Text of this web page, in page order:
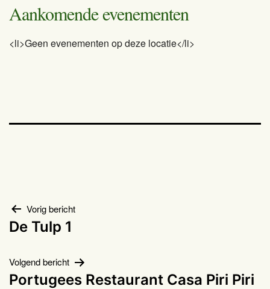
Aankomende evenementen
<li>Geen evenementen op deze locatie</li>
Bericht
navigatie
Vorig bericht
De Tulp 1
Volgend bericht
Portugees Restaurant Casa Piri Piri